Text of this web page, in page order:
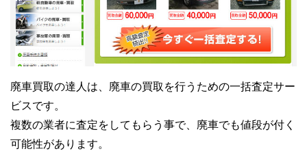
廃車買取の達人は、廃車の買取を行うための一括査定サー
ビスです。
複数の業者に査定をしてもらう事で、廃車でも値段が付く
可能性があります。